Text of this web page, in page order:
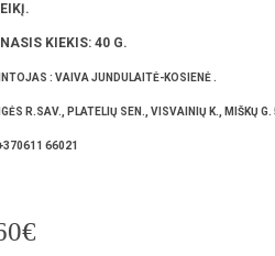
KIEKIS: 40 G.
: VAIVA JUNDULAITĖ-KOSIENĖ .
R.SAV., PLATELIŲ SEN., VISVAINIŲ K., MIŠKŲ G.
66021